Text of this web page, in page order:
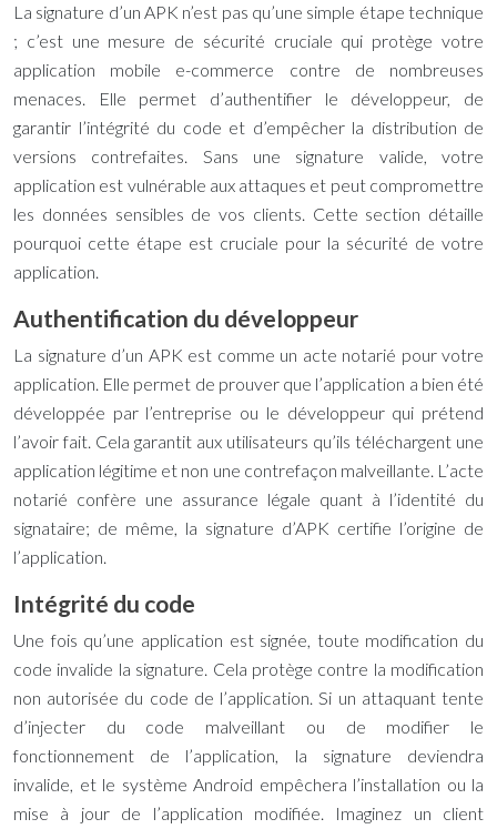
La signature d’un APK n’est pas qu’une simple étape technique
; c’est une mesure de sécurité cruciale qui protège votre
application mobile e-commerce contre de nombreuses
menaces. Elle permet d’authentifier le développeur, de
garantir l’intégrité du code et d’empêcher la distribution de
versions contrefaites. Sans une signature valide, votre
application est vulnérable aux attaques et peut compromettre
les données sensibles de vos clients. Cette section détaille
pourquoi cette étape est cruciale pour la sécurité de votre
application.
Authentification du développeur
La signature d’un APK est comme un acte notarié pour votre
application. Elle permet de prouver que l’application a bien été
développée par l’entreprise ou le développeur qui prétend
l’avoir fait. Cela garantit aux utilisateurs qu’ils téléchargent une
application légitime et non une contrefaçon malveillante. L’acte
notarié confère une assurance légale quant à l’identité du
signataire; de même, la signature d’APK certifie l’origine de
l’application.
Intégrité du code
Une fois qu’une application est signée, toute modification du
code invalide la signature. Cela protège contre la modification
non autorisée du code de l’application. Si un attaquant tente
d’injecter du code malveillant ou de modifier le
fonctionnement de l’application, la signature deviendra
invalide, et le système Android empêchera l’installation ou la
mise à jour de l’application modifiée. Imaginez un client